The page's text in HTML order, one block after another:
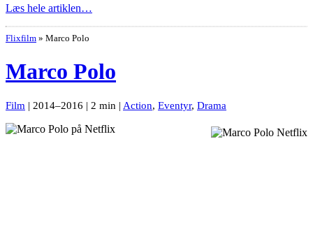
Læs hele artiklen…
Flixfilm » Marco Polo
Marco Polo
Film | 2014–2016 | 2 min | Action, Eventyr, Drama